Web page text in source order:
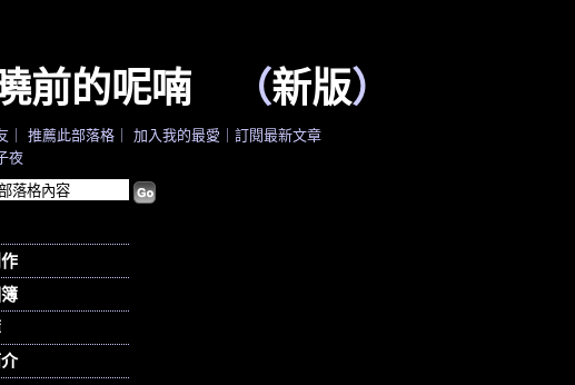
前的呢喃 （新版）
推薦此部落格 加入我的最愛
訂閱最新文章
夜